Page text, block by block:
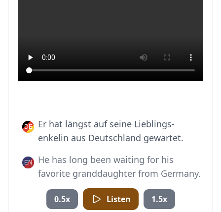
Er hat längst auf seine Lieblings-
enkelin aus Deutschland gewartet.
He has long been waiting for his
favorite granddaughter from Germany.
0.5x Listen 1.5x